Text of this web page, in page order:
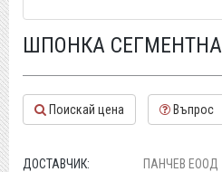
ШПОНКА СЕГМЕНТНА
Поискай цена Въпрос
ДОСТАВЧИК:
ПАНЧЕВ ЕООД